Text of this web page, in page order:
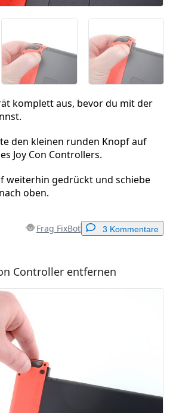
komplett aus, bevor du mit der
den kleinen runden Knopf auf
Joy Con Controllers.
weiterhin gedrückt und schiebe
oben.
Frag FixBot 3 Kommentare
Kommentar hinzufügen
Controller entfernen